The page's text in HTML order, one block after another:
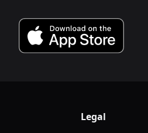
Legal